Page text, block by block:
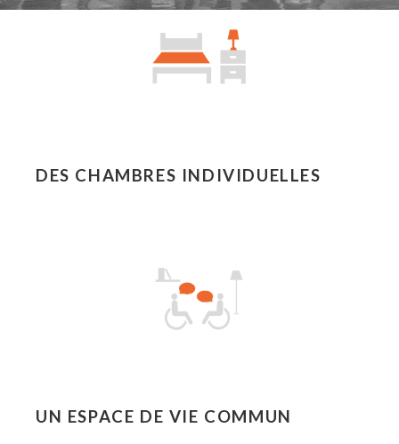
DES CHAMBRES INDIVIDUELLES
UN ESPACE DE VIE COMMUN